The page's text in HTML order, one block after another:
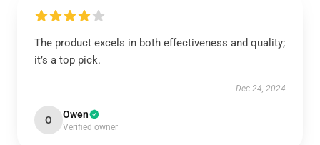
The product excels in both effectiveness and quality;
it’s a top pick.
Dec 24, 2024
O Owen
Verified owner